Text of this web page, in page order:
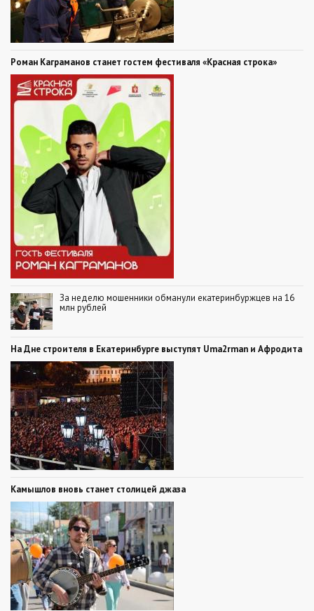
Роман Каграманов станет гостем фестиваля «Красная строка»
За неделю мошенники обманули екатеринбуржцев на 16
млн рублей
На Дне строителя в Екатеринбурге выступят Uma2rman и Афродита
Камышлов вновь станет столицей джаза